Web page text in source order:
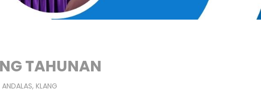
TAHUNAN
KLANG